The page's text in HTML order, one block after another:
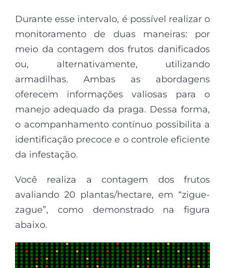
Durante esse intervalo, é possível realizar o
monitoramento de duas maneiras: por
meio da contagem dos frutos danificados
ou, alternativamente, utilizando
armadilhas. Ambas as abordagens
oferecem informações valiosas para o
manejo adequado da praga. Dessa forma,
o acompanhamento contínuo possibilita a
identificação precoce e o controle eficiente
da infestação.
Você realiza a contagem dos frutos
avaliando 20 plantas/hectare, em “zigue-
zague”, como demonstrado na figura
abaixo.